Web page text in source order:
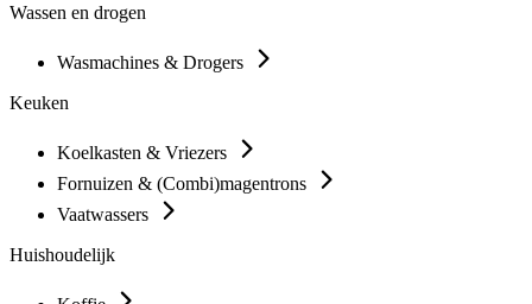
Wassen en drogen
Wasmachines & Drogers
Keuken
Koelkasten & Vriezers
Fornuizen & (Combi)magentrons
Vaatwassers
Huishoudelijk